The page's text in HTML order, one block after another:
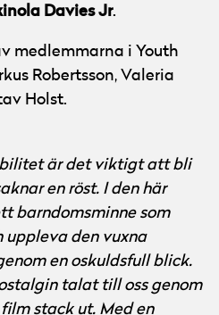
Davies Jr.
medlemmarna i Youth
Robertsson, Valeria
Holst.
är det viktigt att bli
en röst. I den här
barndomsminne som
uppleva den vuxna
en oskuldsfull blick.
talat till oss genom
stack ut. Med en